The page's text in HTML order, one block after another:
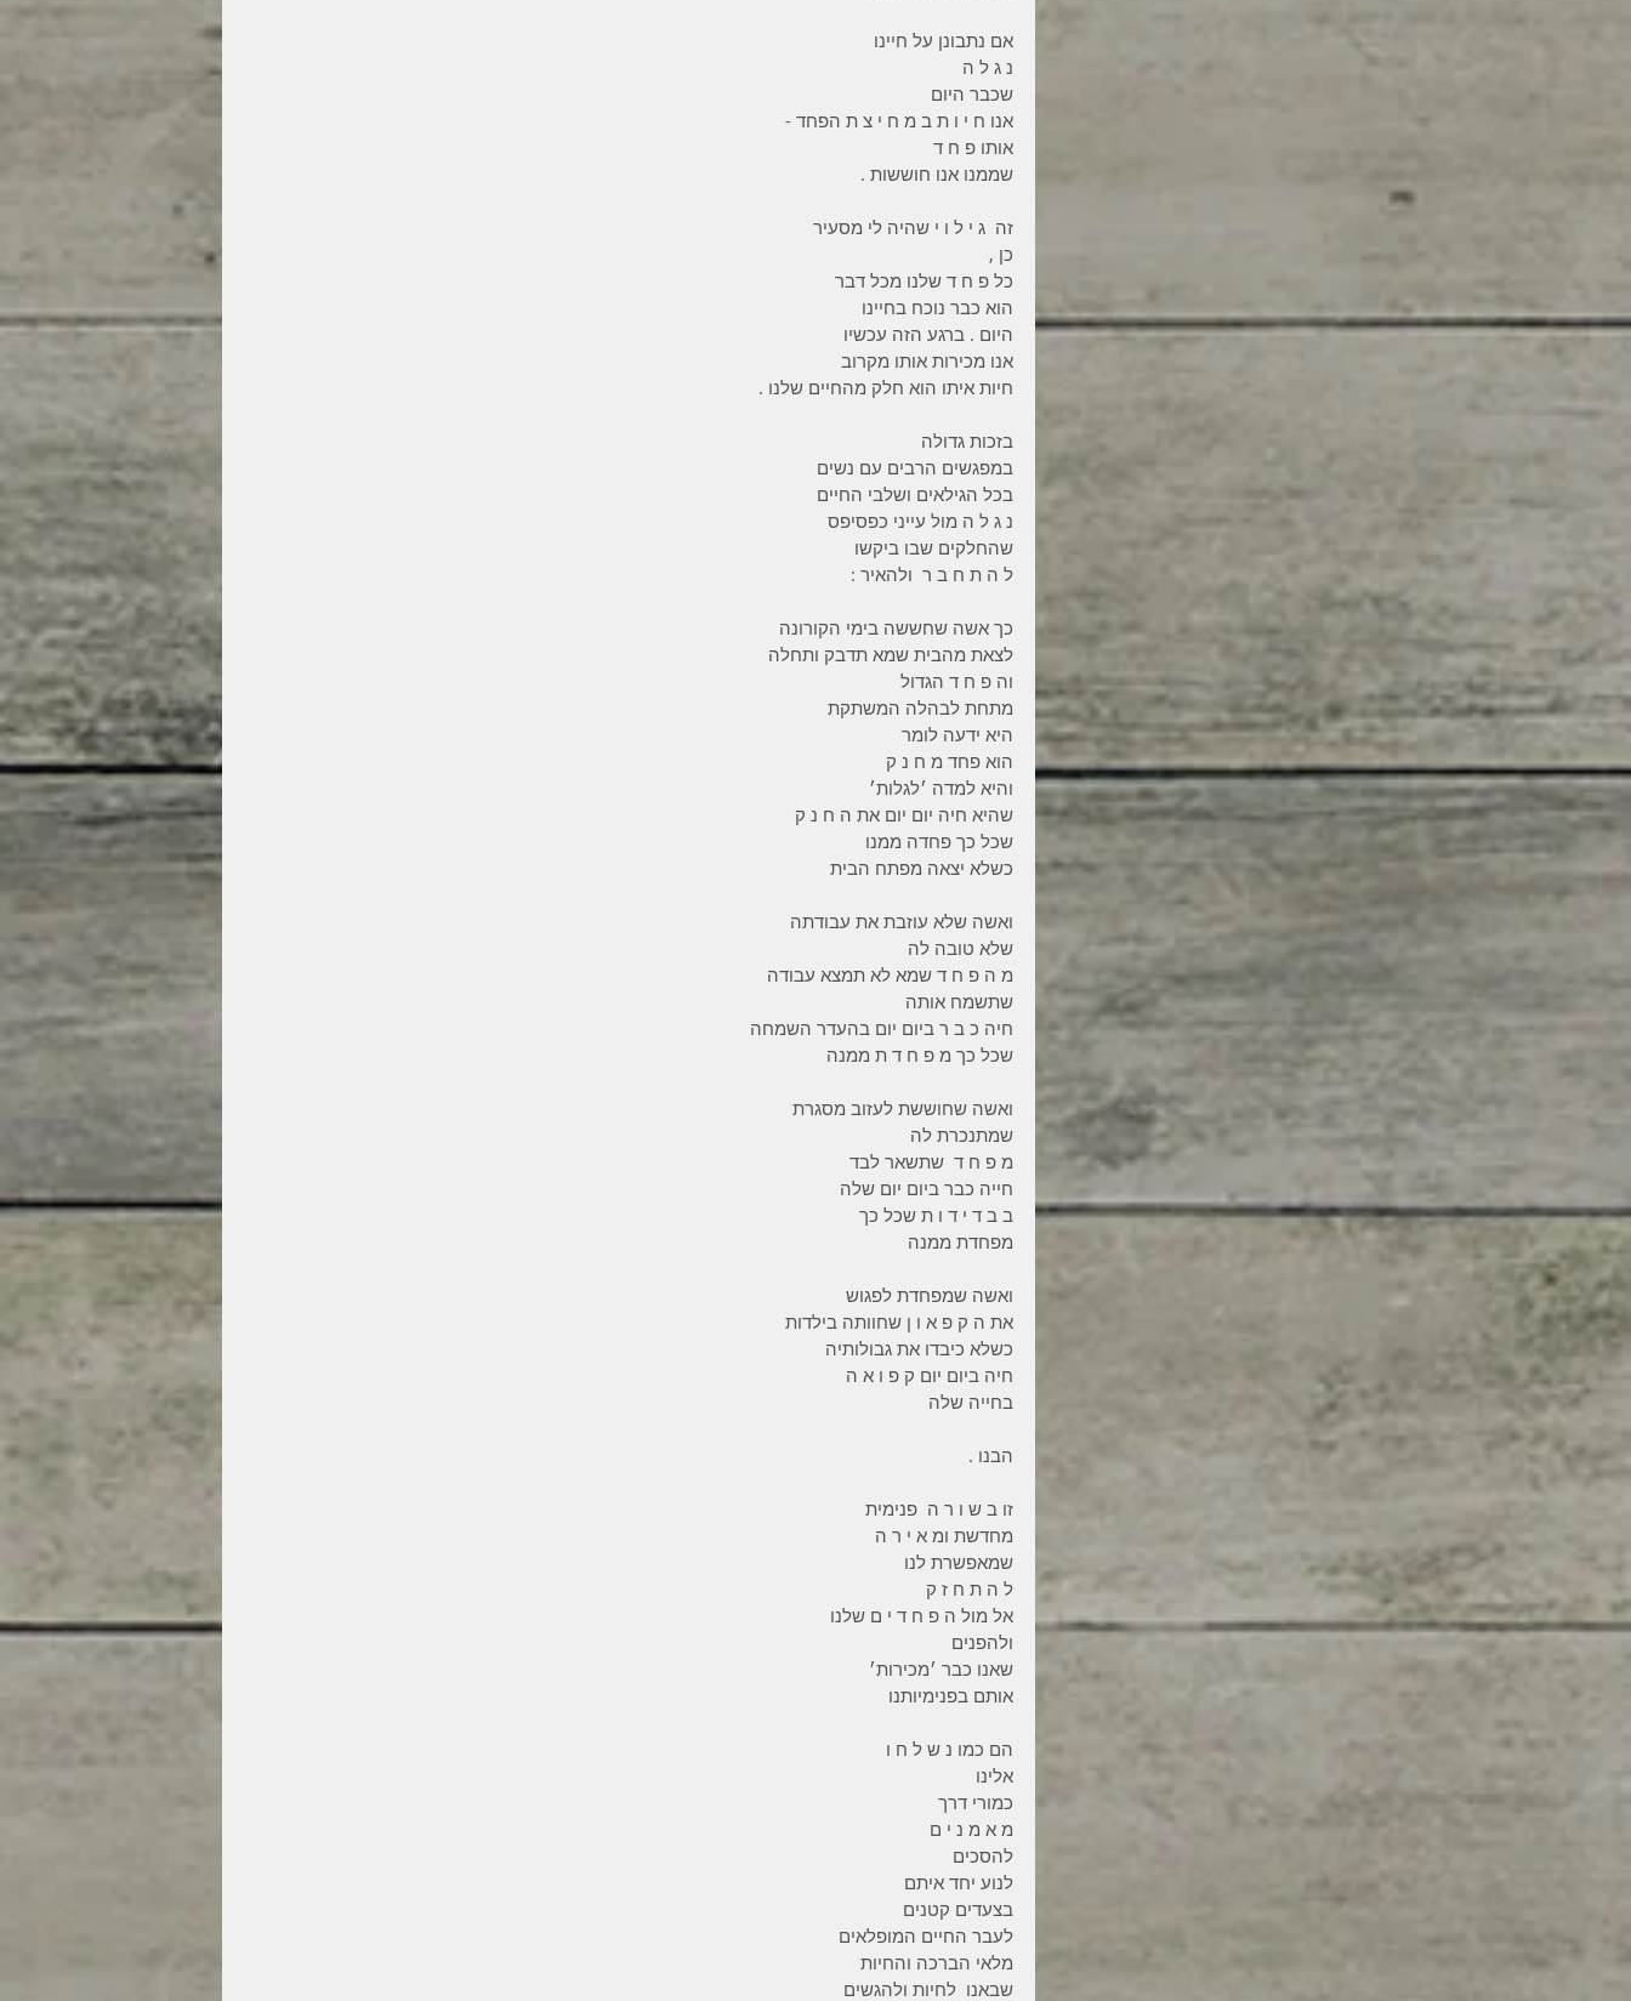
אם נתבונן על חיינו
נ ג ל ה
שכבר היום
אנו ח י ו ת ב מ ח י צ ת הפחד -
אותו פ ח ד
שממנו אנו חוששות .
זה  ג י ל ו י שהיה לי מסעיר
כן ,
כל פ ח ד שלנו מכל דבר
הוא כבר נוכח בחיינו
היום . ברגע הזה עכשיו
אנו מכירות אותו מקרוב
חיות איתו הוא חלק מהחיים שלנו .
בזכות גדולה
במפגשים הרבים עם נשים
בכל הגילאים ושלבי החיים
נ ג ל ה מול עייני כפסיפס
שהחלקים שבו ביקשו
ל ה ת ח ב ר  ולהאיר :
כך אשה שחששה בימי הקורונה
לצאת מהבית שמא תדבק ותחלה
וה פ ח ד הגדול
מתחת לבהלה המשתקת
היא ידעה לומר
הוא פחד מ ח נ ק
והיא למדה ׳לגלות׳
שהיא חיה יום יום את ה ח נ ק
שכל כך פחדה ממנו
כשלא יצאה מפתח הבית
ואשה שלא עוזבת את עבודתה
שלא טובה לה
מ ה פ ח ד שמא לא תמצא עבודה
שתשמח אותה
חיה כ ב ר ביום יום בהעדר השמחה
שכל כך מ פ ח ד ת ממנה
ואשה שחוששת לעזוב מסגרת
שמתנכרת לה
מ פ ח ד  שתשאר לבד
חייה כבר ביום יום שלה
ב ב ד י ד ו ת שכל כך
מפחדת ממנה
ואשה שמפחדת לפגוש
את ה ק פ א ו ן שחוותה בילדות
כשלא כיבדו את גבולותיה
חיה ביום יום ק פ ו א ה
בחייה שלה
הבנו .
זו ב ש ו ר ה  פנימית
מחדשת ומ א י ר ה
שמאפשרת לנו
ל ה ת ח ז ק
אל מול ה פ ח ד י ם שלנו
ולהפנים
שאנו כבר ׳מכירות׳
אותם בפנימיותנו
הם כמו נ ש ל ח ו
אלינו
כמורי דרך
מ א מ נ י ם
להסכים
לנוע יחד איתם
בצעדים קטנים
לעבר החיים המופלאים
מלאי הברכה והחיות
שבאנו  לחיות ולהגשים